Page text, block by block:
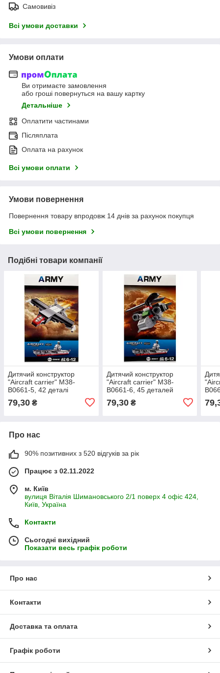
Самовивіз
Всі умови доставки
Умови оплати
Ви отримаєте замовлення
або гроші повернуться на вашу картку
Детальніше
Оплатити частинами
Післяплата
Оплата на рахунок
Всі умови оплати
Умови повернення
Повернення товару впродовж 14 днів за рахунок покупця
Всі умови повернення
Подібні товари компанії
Дитячий конструктор
"Aircraft carrier" M38-
B0661-5, 42 деталі
79,30 ₴
Дитячий конструктор
"Aircraft carrier" M38-
B0661-6, 45 деталей
79,30₴
Про нас
90% позитивних з 520 відгуків за рік
Працює з 02.11.2022
м. Київ
вулиця Віталія Шимановського 2/1 поверх 4 офіс 424,
Київ, Україна
Контакти
Сьогодні вихідний
Показати весь графік роботи
Про нас
Контакти
Доставка та оплата
Графік роботи